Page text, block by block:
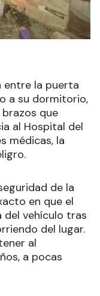
entre la puerta
a su dormitorio,
que
al Hospital del
médicas, la
de la
en que el
vehículo tras
del lugar.
al
a pocas